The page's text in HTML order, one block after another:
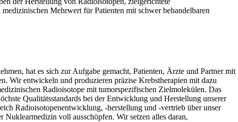
Mehrwert für Patienten mit schwer behandelbaren
hat es sich zur Aufgabe gemacht, Patienten, Ärzte und Partner mit
Wir entwickeln und produzieren präzise Krebstherapien mit dazu
Radioisotope mit tumorspezifischen Zielmolekülen. Das
Qualitätsstandards bei der Entwicklung und Herstellung unserer
Radioisotopenentwicklung, -herstellung und -vertrieb über unser
Nuklearmedizin voll ausschöpfen. Wir setzen alles daran,